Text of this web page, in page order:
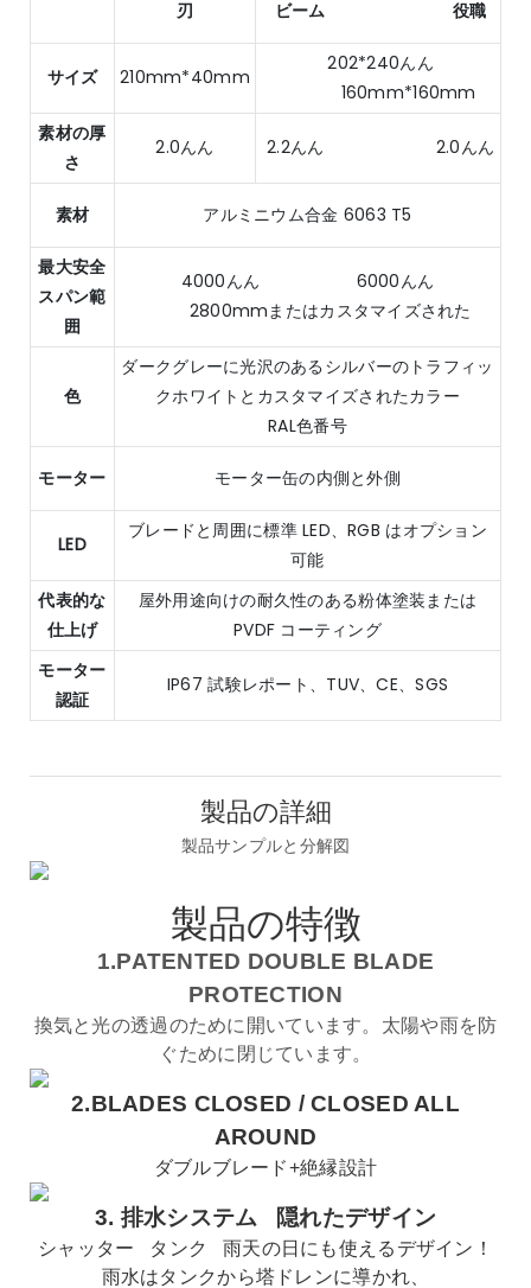
刃 ビーム 役職
サイズ 210mm*40mm
202*240んん
160mm*160mm
素材の厚
さ
2.0んん 2.2んん 2.0んん
素材 アルミニウム合金 6063 T5
最大安全
スパン範
囲
4000んん 6000んん
2800mmまたはカスタマイズされた
色
ダークグレーに光沢のあるシルバーのトラフィッ
クホワイトとカスタマイズされたカラー
RAL色番号
モーター モーター缶の内側と外側
LED
ブレードと周囲に標準 LED、RGB はオプション
可能
代表的な
仕上げ
屋外用途向けの耐久性のある粉体塗装または
PVDF コーティング
モーター
認証
IP67 試験レポート、TUV、CE、SGS
製品の詳細
製品サンプルと分解図
製品の特徴
1.PATENTED DOUBLE BLADE
PROTECTION
換気と光の透過のために開いています。太陽や雨を防
ぐために閉じています。
2.BLADES CLOSED /CLOSED ALL
AROUND
ダブルブレード+絶縁設計
3. 排水システム 隠れたデザイン
シャッター タンク
雨天の日にも使えるデザイン！
雨水はタンクから塔ドレンに導かれ、